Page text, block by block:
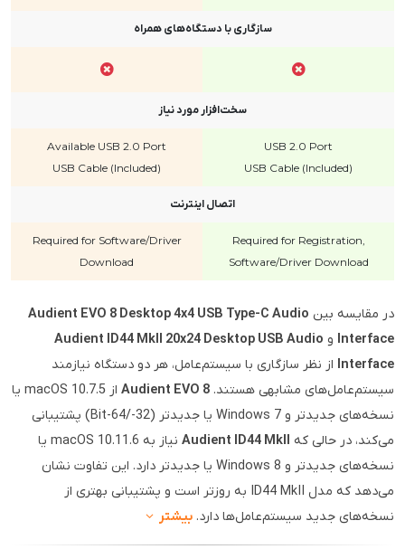
سازگاری با دستگاه‌های همراه
سخت‌افزار مورد نیاز
USB 2.0 Port
USB Cable (Included)
Available USB 2.0 Port
USB Cable (Included)
اتصال اینترنت
Required for Registration,
Software/Driver Download
Required for Software/Driver
Download
در مقایسه بین Audient EVO 8 Desktop 4x4 USB Type-C Audio
Interface و Audient ID44 MkII 20x24 Desktop USB Audio
Interface از نظر سازگاری با سیستم‌عامل، هر دو دستگاه نیازمند
سیستم‌عامل‌های مشابهی هستند. Audient EVO 8
از macOS 10.7.5 یا
نسخه‌های جدیدتر و Windows 7 یا جدیدتر (32-/64-Bit) پشتیبانی
می‌کند، در حالی که Audient ID44 MkII
نیاز به macOS 10.11.6 یا
نسخه‌های جدیدتر و Windows 8 یا جدیدتر دارد. این تفاوت نشان
می‌دهد که مدل ID44 MkII به روزتر است و پشتیبانی بهتری از
نسخه‌های جدید سیستم‌عامل‌ها دارد. بیشتر